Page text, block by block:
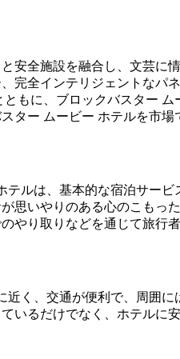
安全施設を融合し、文芸に
完全インテリジェントなパ
もに、ブロックバスター
ター ムービー ホテルを市
ルは、基本的な宿泊サー
思いやりのある心のこもっ
やり取りなどを通じて旅行
く、交通が便利で、周囲
いるだけでなく、ホテルに